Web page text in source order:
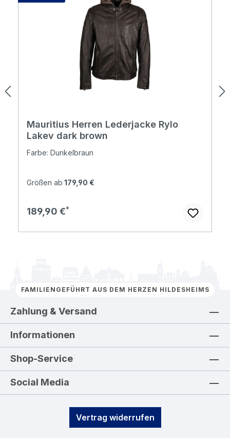
Mauritius Herren Lederjacke Rylo
Lakev dark brown
Farbe: Dunkelbraun
Größen ab 179,90 €
Regulärer Preis:
189,90 €
FAMILIENGEFÜHRT AUS DEM HERZEN HILDESHEIMS
Zahlung & Versand
Informationen
Shop-Service
Social Media
Vertrag widerrufen